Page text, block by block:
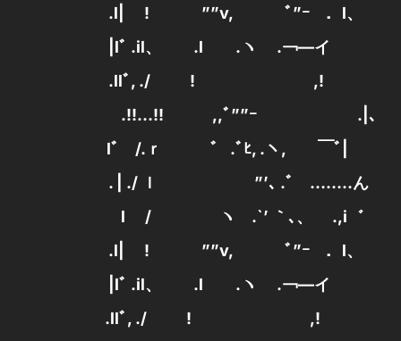
.l| ! ””v, ﾞ”ｰ ．l、
|lﾞ .il、 .l .ヽ .￢—イ
.llﾞ, ./ ! ,!
.!!…!! ,,ﾞ””ｰ .|、
lﾞ /.ｒ ゛ .ﾞﾋ, .ヽ, ￣ﾞ|
. | ./ ｌ ”’､ .ﾞゝ……..ん
l / ヽ .`’ ｀､、 .,i゛
.l| ! ””v, ﾞ”ｰ ．l、
|lﾞ .il、 .l .ヽ .￢—イ
.llﾞ, ./ ! ,!